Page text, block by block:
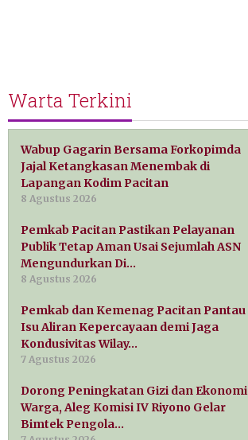
Warta Terkini
Wabup Gagarin Bersama Forkopimda
Jajal Ketangkasan Menembak di
Lapangan Kodim Pacitan
8 Agustus 2026
Pemkab Pacitan Pastikan Pelayanan
Publik Tetap Aman Usai Sejumlah ASN
Mengundurkan Di…
8 Agustus 2026
Pemkab dan Kemenag Pacitan Pantau
Isu Aliran Kepercayaan demi Jaga
Kondusivitas Wilay…
7 Agustus 2026
Dorong Peningkatan Gizi dan Ekonomi
Warga, Aleg Komisi IV Riyono Gelar
Bimtek Pengola…